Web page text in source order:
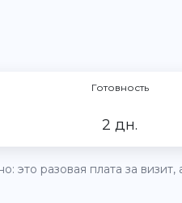
Готовность
2 дн.
разовая плата за визит,